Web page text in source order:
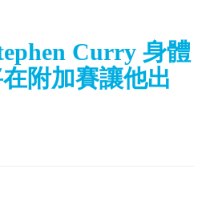
Curry 身體
附加賽讓他出